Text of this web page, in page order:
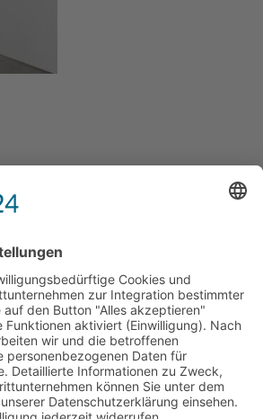
Kommentar
sein, um einen Kommentar